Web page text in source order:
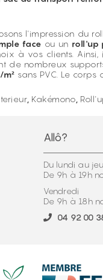
l'impression du
face ou un roll'up
à vos clients.
de nombreux
sans PVC. Le
Kakémono
Allô?
Du lundi au
De 9h à 19h
Vendredi
De 9h à 18h
04 92 00